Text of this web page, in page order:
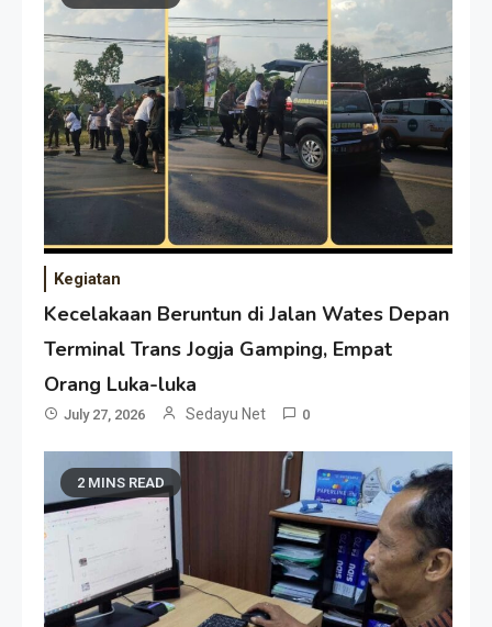
Kegiatan
Kecelakaan Beruntun di Jalan Wates Depan
Terminal Trans Jogja Gamping, Empat
Orang Luka-luka
July 27, 2026 Sedayu Net 0
2 MINS READ